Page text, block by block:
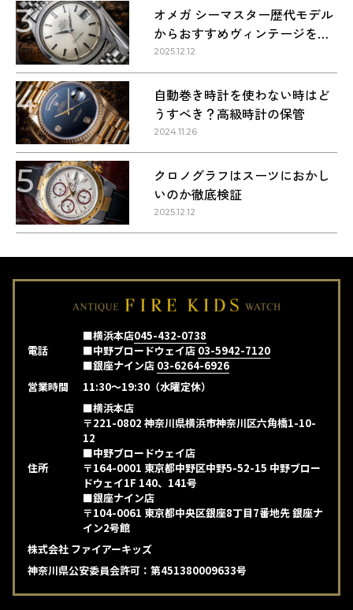
3
オメガ シーマスター歴代モデル
からおすすめヴィンテージを紹
介
2025.12.12
4
自動巻き時計を使わない時はど
うすべき？高級時計の保管
2024.11.26
5
クロノグラフはスーツにおかし
いのか徹底検証
2025.12.12
電話
■横浜本店045-432-0738
■中野ブロードウェイ店 03-5942-7120
■銀座ナイン店 03-6264-6926
営業時間
11:30～19:30（水曜定休）
住所
■横浜本店
〒221-0802 神奈川県横浜市神奈川区六角橋1-10-
12
■中野ブロードウェイ店
〒164-0001 東京都中野区中野5-52-15 中野ブロー
ドウェイ1F 140、141号
■銀座ナイン店
〒104-0061 東京都中央区銀座8丁目7番地先 銀座ナ
イン2号館
株式会社 ファイアーキッズ
神奈川県公安委員会許可：第451380009633号